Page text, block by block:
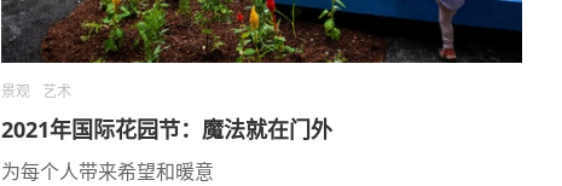
景观 艺术
2021年国际花园节：魔法就在门外
为每个人带来希望和暖意